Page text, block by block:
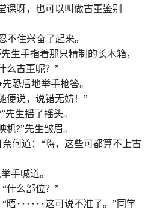
课呀，也可以叫做古董鉴别
住兴奋了起来。
手指着那只精制的长木箱，
么古董呢？”
后地举手抢答。
说，说错无妨！”
生摇了摇头。
?”先生皱眉。
道：“嗨，这些可都算不上古
手喊道。
么部位？”
･･････这可说不准了。”同学